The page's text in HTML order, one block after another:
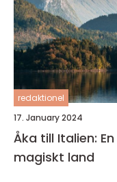
redaktionel
17. January 2024
Åka till Italien:
magiskt land